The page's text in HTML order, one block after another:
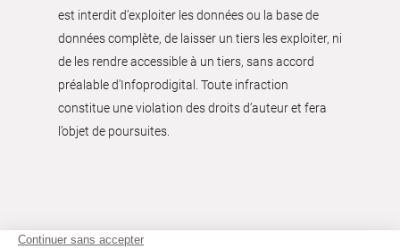
est interdit d’exploiter les données ou la base de
données complète, de laisser un tiers les exploiter, ni
de les rendre accessible à un tiers, sans accord
préalable d'Infoprodigital. Toute infraction
constitue une violation des droits d’auteur et fera
l’objet de poursuites.